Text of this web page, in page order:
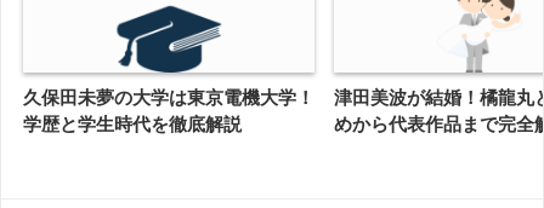
久保田未夢の大学は東京電機大学！
学歴と学生時代を徹底解説
津田美波が結婚！橘龍丸
めから代表作品まで完全